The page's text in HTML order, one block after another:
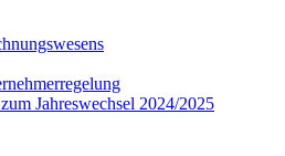
Jahreswechsel 2024/2025